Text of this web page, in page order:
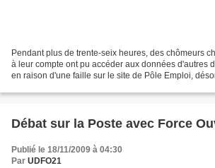
Pendant plus de trente-seix heures, des chômeurs
à leur compte ont pu accéder aux données d'autres
en raison d'une faille sur le site de Pôle Emploi,
Débat sur la Poste avec Force
Publié le 18/11/2009 à 04:30
Par UDFO21